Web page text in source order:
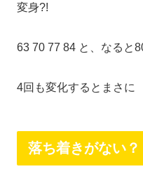
変身?!
63 70 77 84 と、なると
4回も変化するとまさ
落ち着きがない？